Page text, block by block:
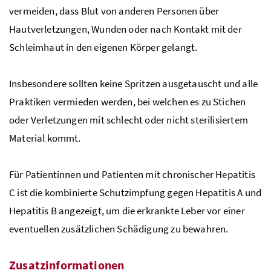
vermeiden, dass Blut von anderen Personen über
Hautverletzungen, Wunden oder nach Kontakt mit der
Schleimhaut in den eigenen Körper gelangt.
Insbesondere sollten keine Spritzen ausgetauscht und alle
Praktiken vermieden werden, bei welchen es zu Stichen
oder Verletzungen mit schlecht oder nicht sterilisiertem
Material kommt.
Für Patientinnen und Patienten mit chronischer Hepatitis
C ist die kombinierte Schutzimpfung gegen Hepatitis A und
Hepatitis B angezeigt, um die erkrankte Leber vor einer
eventuellen zusätzlichen Schädigung zu bewahren.
Zusatzinformationen